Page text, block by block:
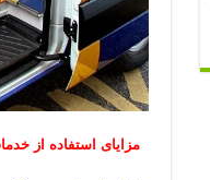
مزایای استفاده از